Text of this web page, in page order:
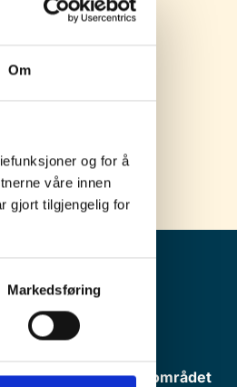
Om
og for å
våre innen
gjort tilgjengelig for
Markedsføring
Tariffpartene KS-området